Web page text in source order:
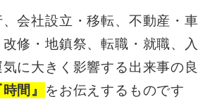
会社設立・移転、 不動産・車
修・地鎮祭、転職・就職、入
に大きく影響する出来事の良
時間』 をお伝えするものです